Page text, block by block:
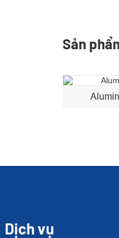
Sản
Dịch vụ